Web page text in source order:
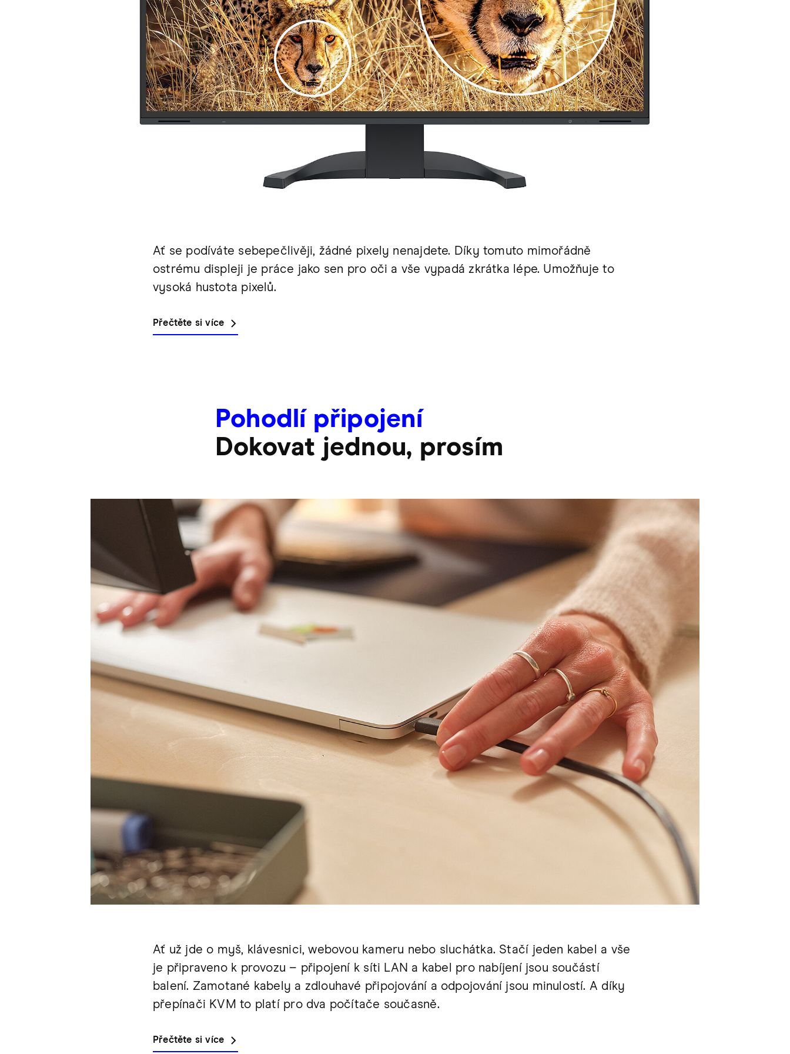
Ať se podíváte sebepečlivěji, žádné pixely nenajdete. Díky tomuto mimořádně
ostrému displeji je práce jako sen pro oči a vše vypadá zkrátka lépe. Umožňuje to
vysoká hustota pixelů.
Přečtěte si více
Pohodlí připojení
Dokovat jednou, prosím
Ať už jde o myš, klávesnici, webovou kameru nebo sluchátka. Stačí jeden kabel a vše
je připraveno k provozu – připojení k síti LAN a kabel pro nabíjení jsou součástí
balení. Zamotané kabely a zdlouhavé připojování a odpojování jsou minulostí. A díky
přepínači KVM to platí pro dva počítače současně.
Přečtěte si více